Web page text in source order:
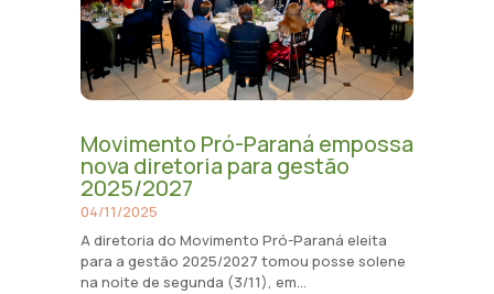
Movimento Pró-Paraná empossa
nova diretoria para gestão
2025/2027
04/11/2025
A diretoria do Movimento Pró-Paraná eleita
para a gestão 2025/2027 tomou posse solene
na noite de segunda (3/11), em...